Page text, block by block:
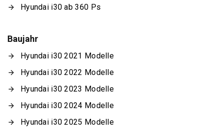
Hyundai i30 ab 360 Ps
Baujahr
Hyundai i30 2021 Modelle
Hyundai i30 2022 Modelle
Hyundai i30 2023 Modelle
Hyundai i30 2024 Modelle
Hyundai i30 2025 Modelle